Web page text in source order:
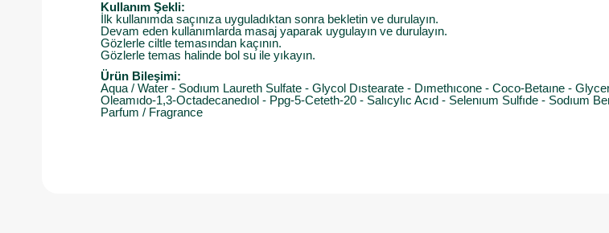
Kullanım Şekli:
İlk kullanımda saçınıza uyguladıktan sonra bekletin ve durulayın.
Devam eden kullanımlarda masaj yaparak uygulayın ve durulayın.
Gözlerle ciltle temasından kaçının.
​Gözlerle temas halinde bol su ile yıkayın.
Ürün Bileşimi:
Aqua / Water - Sodıum Laureth Sulfate - Glycol Dıstearate - Dımethıcone - Coco-Betaıne -
Oleamıdo-1,3-Octadecanedıol - Ppg-5-Ceteth-20 - Salıcylıc Acıd - Selenıum Sulfıde - Sodıum
Parfum / Fragrance